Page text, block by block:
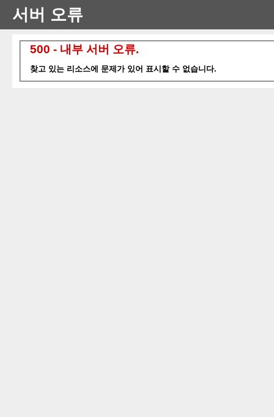
서버 오류
500 - 내부 서버 오류.
찾고 있는 리소스에 문제가 있어 표시할 수 없습니다.